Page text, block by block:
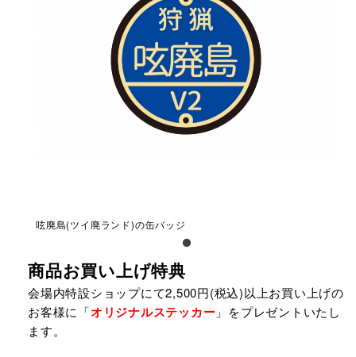
呟廃島(ツイ廃ランド)の缶バッジ
商品お買い上げ特典
会場内特設ショップにて2,500円(税込)以上お買い上げの
お客様に「オリジナルステッカー 」をプレゼントいたし
ます。